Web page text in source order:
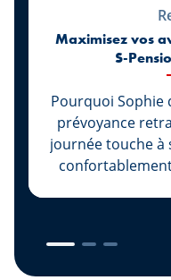
Maximisez vos
S-
Pourquoi Sophie
prévoyance
journée touche à
dort déjà et
son
première fois